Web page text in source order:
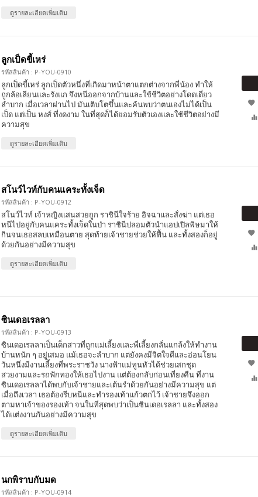
ดูรายละเอียดเพิ่มเติม
ลูกเป็ดขี้เหร่
รหัสสินค้า : P-YOU-0910
ลูกเป็ดขี้เหร่ ลูกเป็ดตัวหนึ่งที่เกิดมาหน้าตาแตกต่างจากพี่น้อง ทำให้
ถูกล้อเลียนและรังแก จึงหนีออกจากบ้านและใช้ชีวิตอย่างโดดเดี่ยว
ลำบาก เมื่อเวลาผ่านไป มันเติบโตขึ้นและค้นพบว่าตนเองไม่ได้เป็น
เป็ด แต่เป็น หงส์ ที่งดงาม ในที่สุดก็ได้ยอมรับตัวเองและใช้ชีวิตอย่างมี
ความสุข
ดูรายละเอียดเพิ่มเติม
สโนว์ไวท์กับคนแคระทั้งเจ็ด
รหัสสินค้า : P-YOU-0912
สโนว์ไวท์ เจ้าหญิงแสนสวยถูก ราชินีใจร้าย อิจฉาและสั่งฆ่า แต่เธอ
หนีไปอยู่กับคนแคระทั้งเจ็ดในป่า ราชินีปลอมตัวนำแอปเปิลพิษมาให้
กินจนเธอสลบเหมือนตาย สุดท้ายเจ้าชายช่วยให้ฟื้น และทั้งสองก็อยู่
ด้วยกันอย่างมีความสุข
ดูรายละเอียดเพิ่มเติม
ซินเดอเรลลา
รหัสสินค้า : P-YOU-0913
ซินเดอเรลลาเป็นเด็กสาวที่ถูกแม่เลี้ยงและพี่เลี้ยงกลั่นแกล้งให้ทำงาน
บ้านหนัก ๆ อยู่เสมอ แม้เธอจะลำบาก แต่ยังคงมีจิตใจดีและอ่อนโยน
วันหนึ่งมีงานเลี้ยงที่พระราชวัง นางฟ้าแม่ทูนหัวได้ช่วยเสกชุด
สวยงามและรถฟักทองให้เธอไปงาน แต่ต้องกลับก่อนเที่ยงคืน ที่งาน
ซินเดอเรลลาได้พบกับเจ้าชายและเต้นรำด้วยกันอย่างมีความสุข แต่
เมื่อถึงเวลา เธอต้องรีบหนีและทำรองเท้าแก้วตกไว้ เจ้าชายจึงออก
ตามหาเจ้าของรองเท้า จนในที่สุดพบว่าเป็นซินเดอเรลลา และทั้งสอง
ได้แต่งงานกันอย่างมีความสุข
ดูรายละเอียดเพิ่มเติม
นกพิราบกับมด
รหัสสินค้า : P-YOU-0914